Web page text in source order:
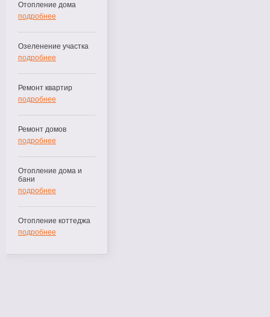
Отопление дома
подробнее
Озеленение участка
подробнее
Ремонт квартир
подробнее
Ремонт домов
подробнее
Отопление дома и
бани
подробнее
Отопление коттеджа
подробнее